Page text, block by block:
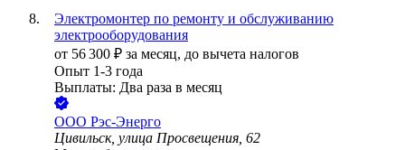
Электромонтер по ремонту и обслуживанию
электрооборудования
от 56 300 ₽ за месяц, до вычета налогов
Опыт 1-3 года
Выплаты: Два раза в месяц
ООО Рэс-Энерго
Цивильск, улица Просвещения, 62